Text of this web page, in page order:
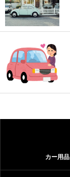
カー用品